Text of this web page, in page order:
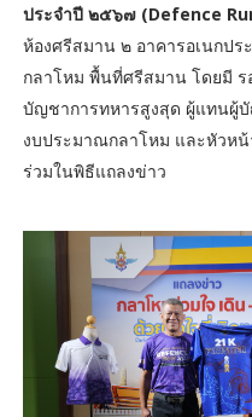
ประจำปี ๒๕๖๗ (Defence
ห้องศรีสมาน ๒ อาคารอเนกป
กลาโหม พื้นที่ศรีสมาน โดยมี
บัญชาการทหารสูงสุด ผู้แทนผู้
งบประมาณกลาโหม และหัวห
ร่วมในพิธีแถลงข่าว